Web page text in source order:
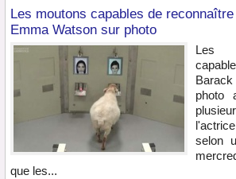
Les moutons capables de
Emma Watson sur photo
Les
photo
selon
que les...